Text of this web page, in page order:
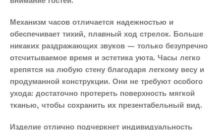
Механизм часов отличается надежностью и
обеспечивает тихий, плавный ход стрелок. Больше
никаких раздражающих звуков — только безупречно
отсчитываемое время и эстетика уюта. Часы легко
крепятся на любую стену благодаря легкому весу и
продуманной конструкции. Они не требуют особого
ухода: достаточно протереть поверхность мягкой
тканью, чтобы сохранить их презентабельный вид.
Изделие отлично подчеркнет индивидуальность